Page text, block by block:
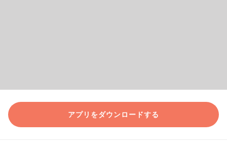
アプリをダウンロードする